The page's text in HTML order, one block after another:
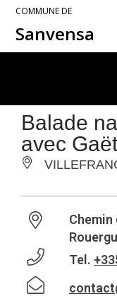
COMMUNE DE
Sanvensa
Balade
avec
Tel.